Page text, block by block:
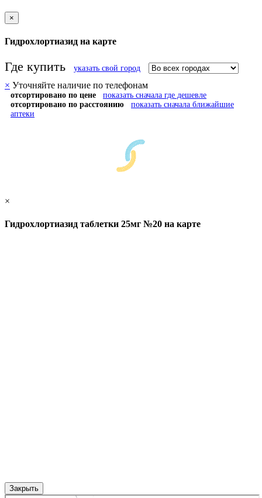
×
Гидрохлортиазид на карте
Где купить указать свой город
× Уточняйте наличие по телефонам
отсортировано по цене
показать сначала где дешевле
отсортировано по расстоянию
показать сначала ближайшие
аптеки
×
Гидрохлортиазид таблетки 25мг №20 на карте
Закрыть